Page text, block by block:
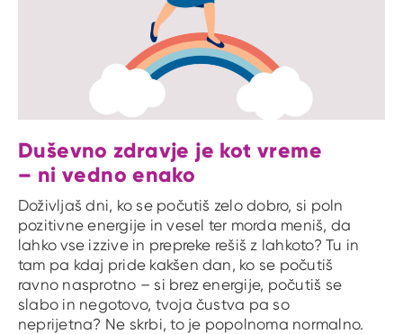
Duševno zdravje je kot vreme
– ni vedno enako
Doživljaš dni, ko se počutiš zelo dobro, si poln
pozitivne energije in vesel ter morda meniš, da
lahko vse izzive in prepreke rešiš z lahkoto? Tu in
tam pa kdaj pride kakšen dan, ko se počutiš
ravno nasprotno – si brez energije, počutiš se
slabo in negotovo, tvoja čustva pa so
neprijetna? Ne skrbi, to je popolnoma normalno.